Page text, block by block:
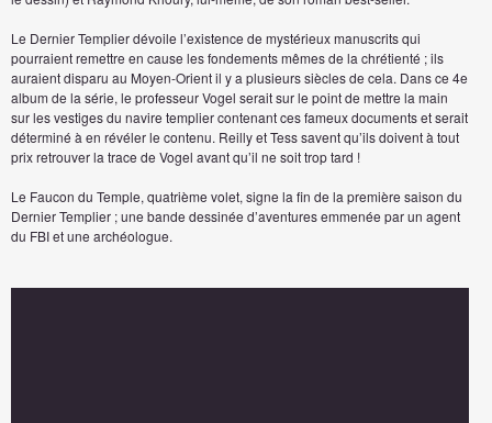
Le Dernier Templier dévoile l’existence de mystérieux manuscrits qui
pourraient remettre en cause les fondements mêmes de la chrétienté ; ils
auraient disparu au Moyen-Orient il y a plusieurs siècles de cela. Dans ce 4e
album de la série, le professeur Vogel serait sur le point de mettre la main
sur les vestiges du navire templier contenant ces fameux documents et serait
déterminé à en révéler le contenu. Reilly et Tess savent qu’ils doivent à tout
prix retrouver la trace de Vogel avant qu’il ne soit trop tard !
Le Faucon du Temple, quatrième volet, signe la fin de la première saison du
Dernier Templier ; une bande dessinée d’aventures emmenée par un agent
du FBI et une archéologue.